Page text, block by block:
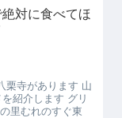
対に食べてほ
寺があります 山
紹介します グリ
里むれのすぐ東